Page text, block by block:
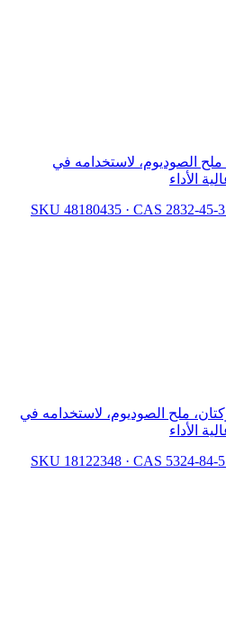
الصوديوم، لاستخدامه في
الأداء
SKU 48180435 · CAS 2832-45-3
ملح الصوديوم، لاستخدامه في
الأداء
SKU 18122348 · CAS 5324-84-5